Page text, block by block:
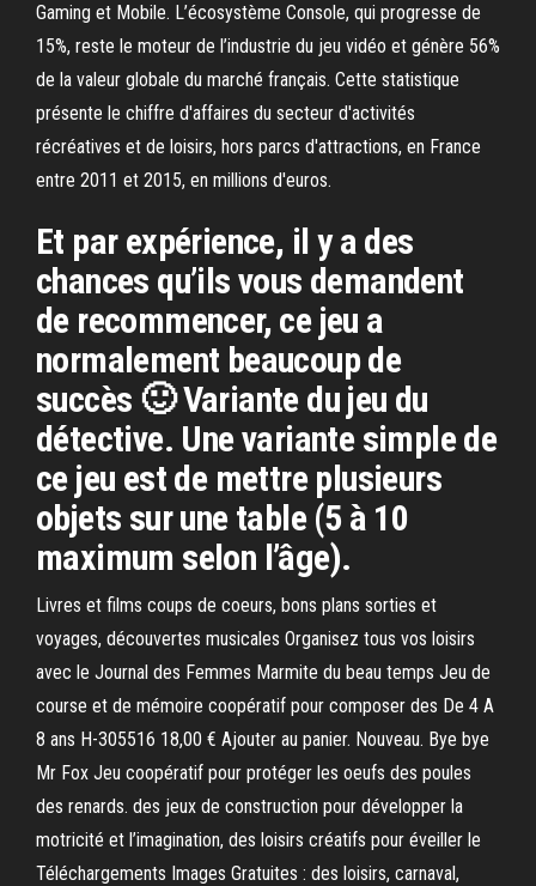
Gaming et Mobile. L’écosystème Console, qui progresse de
15%, reste le moteur de l’industrie du jeu vidéo et génère 56%
de la valeur globale du marché français. Cette statistique
présente le chiffre d'affaires du secteur d'activités
récréatives et de loisirs, hors parcs d'attractions, en France
entre 2011 et 2015, en millions d'euros.
Et par expérience, il y a des
chances qu’ils vous demandent
de recommencer, ce jeu a
normalement beaucoup de
succès 🙂 Variante du jeu du
détective. Une variante simple de
ce jeu est de mettre plusieurs
objets sur une table (5 à 10
maximum selon l’âge).
Livres et films coups de coeurs, bons plans sorties et
voyages, découvertes musicales Organisez tous vos loisirs
avec le Journal des Femmes Marmite du beau temps Jeu de
course et de mémoire coopératif pour composer des De 4 A
8 ans H-305516 18,00 € Ajouter au panier. Nouveau. Bye bye
Mr Fox Jeu coopératif pour protéger les oeufs des poules
des renards. des jeux de construction pour développer la
motricité et l’imagination, des loisirs créatifs pour éveiller le
Téléchargements Images Gratuites : des loisirs, carnaval,